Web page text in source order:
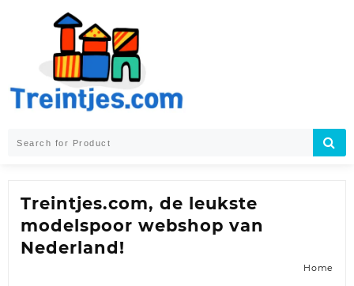
Treintjes.com, de leukste
modelspoor webshop van
Nederland!
Home